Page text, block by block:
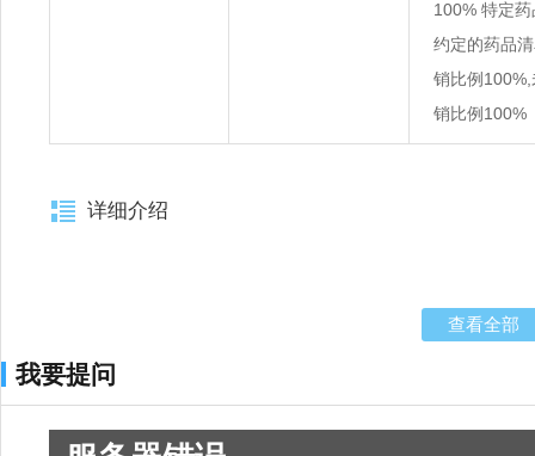
100% 特定
约定的药品
销比例
销比例100%
详细介绍
查看全部
我要提问